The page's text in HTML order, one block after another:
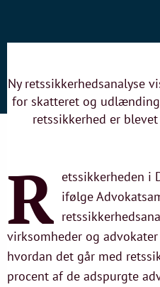
Ny retssikkerhedsanalyse
for skatteret og
retssikkerhed er
R etssikkerheden i
ifølge
virksomheder og
hvordan det går med
procent af de adspurgte